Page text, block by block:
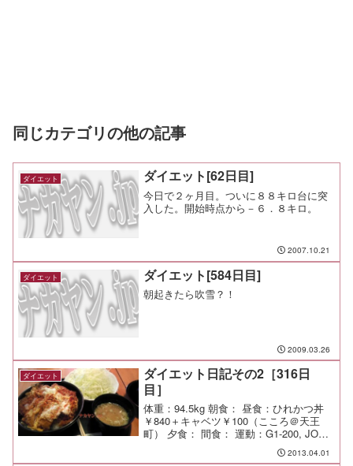
同じカテゴリの他の記事
ダイエット ダイエット[62日目]
今日で２ヶ月目。ついに８８キロ台に突
入した。開始時点から－６．８キロ。
2007.10.21
ダイエット ダイエット[584日目]
朝起きたら吹雪？！
2009.03.26
ダイエット
ダイエット日記その2［316日
目］
体重：94.5kg 朝食： 昼食：ひれかつ丼
￥840＋キャベツ￥100（こころ＠天王
町） 夕食： 間食： 運動：G1-200, JOG-
10km メモ：今日のお弁当はハンバーグ
2013.04.01